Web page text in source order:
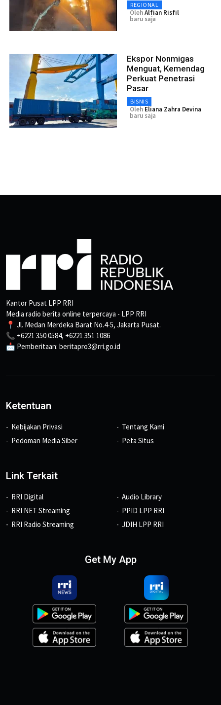
REGIONAL
OlehAlfian Risfil
baru saja
Ekspor Nonmigas
Menguat, Kemendag
Perkuat Penetrasi
Pasar
BISNIS
Oleh Eliana Zahra Devina
baru saja
Kantor Pusat LPP RRI
Media radio berita online terpercaya - LPP RRI
📍 Jl. Medan Merdeka Barat No.4-5, Jakarta Pusat.
📞 +6221 350 0584, +6221 351 1086
📩 Pemberitaan: beritapro3@rri.go.id
Ketentuan
Kebijakan Privasi
Pedoman Media Siber
Tentang Kami
Peta Situs
Link Terkait
RRI Digital
RRI NET Streaming
RRI Radio Streaming
Audio Library
PPID LPP RRI
JDIH LPP RRI
Get My App